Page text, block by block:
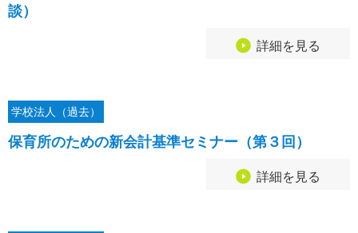
談）
詳細を見る
学校法人（過去）
保育所のための新会計基準セミナー（第３回）
詳細を見る